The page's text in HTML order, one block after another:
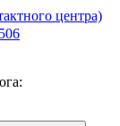
центра)